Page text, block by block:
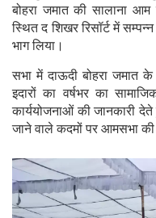
बोहरा जमात की सालाना
स्थित द शिखर रिसॉर्ट में
भाग लिया।
सभा में दाऊदी बोहरा
इदारों का वर्षभर का
कार्ययोजनाओं की जानकारी
जाने वाले कदमों पर आमसभा की